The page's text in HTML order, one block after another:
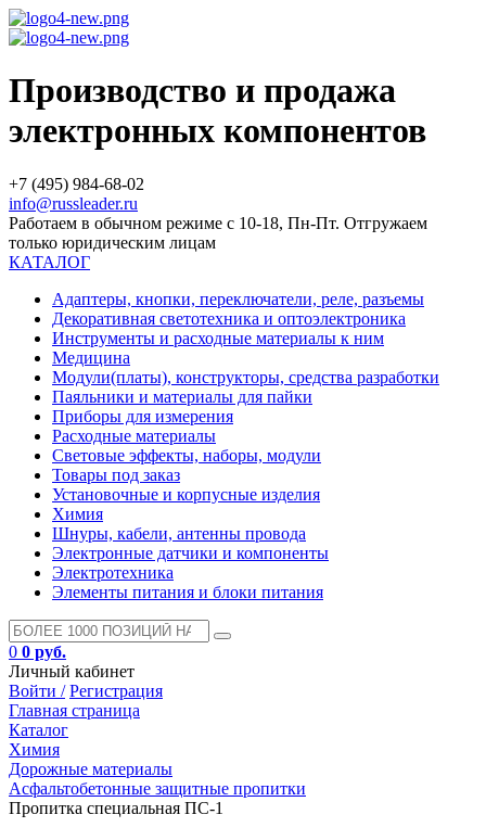
Производство и продажа
электронных компонентов
+7 (495) 984-68-02
info@russleader.ru
Работаем в обычном режиме с 10-18, Пн-Пт. Отгружаем
только юридическим лицам
КАТАЛОГ
Адаптеры, кнопки, переключатели, реле, разъемы
Декоративная светотехника и оптоэлектроника
Инструменты и расходные материалы к ним
Медицина
Модули(платы), конструкторы, средства разработки
Паяльники и материалы для пайки
Приборы для измерения
Расходные материалы
Световые эффекты, наборы, модули
Товары под заказ
Установочные и корпусные изделия
Химия
Шнуры, кабели, антенны провода
Электронные датчики и компоненты
Электротехника
Элементы питания и блоки питания
0 0 руб.
Личный кабинет
Войти / Регистрация
Главная страница
Каталог
Химия
Дорожные материалы
Асфальтобетонные защитные пропитки
Пропитка специальная ПС-1